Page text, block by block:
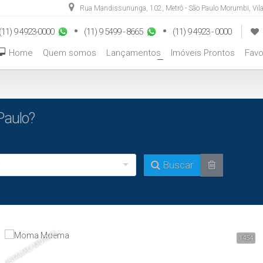
Rua Mandissununga, 102, Metrô - São Paulo Morumbi,
(11) 9 4923-0000 (11) 9 5499 - 8665 (11) 9 4923 - 0000
Imóveis Prontos
+
Lançamentos
Quem somos
Home
Buscar
1454
ESTAÇÃO MOEMA